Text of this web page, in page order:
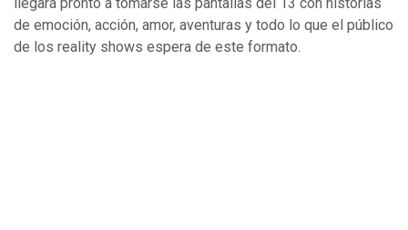
llegará pronto a tomarse las pantallas del 13 con historias
de emoción, acción, amor, aventuras y todo lo que el público
de los reality shows espera de este formato.